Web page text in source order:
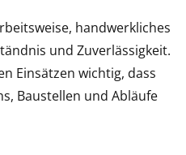
handwerkliches
und Zuverlässigkeit.
Einsätzen wichtig, dass
Baustellen und Abläufe